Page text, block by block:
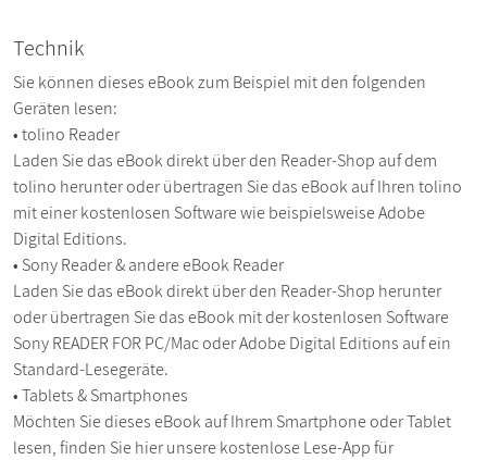
Technik
Sie können dieses eBook zum Beispiel mit den folgenden
Geräten lesen:
• tolino Reader
Laden Sie das eBook direkt über den Reader-Shop auf dem
tolino herunter oder übertragen Sie das eBook auf Ihren tolino
mit einer kostenlosen Software wie beispielsweise Adobe
Digital Editions.
• Sony Reader & andere eBook Reader
Laden Sie das eBook direkt über den Reader-Shop herunter
oder übertragen Sie das eBook mit der kostenlosen Software
Sony READER FOR PC/Mac oder Adobe Digital Editions auf ein
Standard-Lesegeräte.
• Tablets & Smartphones
Möchten Sie dieses eBook auf Ihrem Smartphone oder Tablet
lesen, finden Sie hier unsere kostenlose Lese-App für